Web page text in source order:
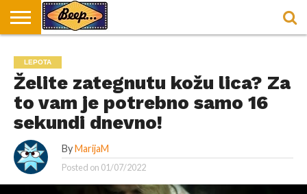
DORUČAK
U
BEOGRADU
SVAKODNEVICA
ENTERTAINMENT
LOKACIJE
ZA
DORUČAK
HRANA I
RECEPTI
NEPUSACKI
LOKALI
LEPOTA
Želite zategnutu kožu lica? Za
to vam je potrebno samo 16
sekundi dnevno!
By MarijaM
Posted on 01/07/2022